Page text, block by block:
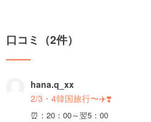
口コミ（2件）
hana.q_xx
2/3・4韓国旅行〜✈️❣️
⏰：20：00～翌5：00